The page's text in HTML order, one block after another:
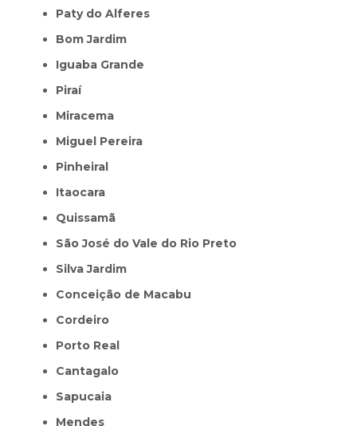
Paty do Alferes
Bom Jardim
Iguaba Grande
Piraí
Miracema
Miguel Pereira
Pinheiral
Itaocara
Quissamã
São José do Vale do Rio Preto
Silva Jardim
Conceição de Macabu
Cordeiro
Porto Real
Cantagalo
Sapucaia
Mendes